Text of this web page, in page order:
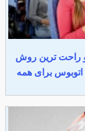
و راحت ترین روش
اتوبوس برای همه